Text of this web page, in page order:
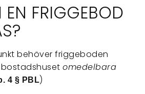
FRIGGEBOD
behöver friggeboden
omedelbara
4 § PBL)